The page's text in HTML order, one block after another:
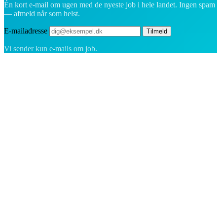
Én kort e-mail om ugen med de nyeste job i hele landet. Ingen spam
— afmeld når som helst.
E-mailadresse Tilmeld
Vi sender kun e-mails om job.